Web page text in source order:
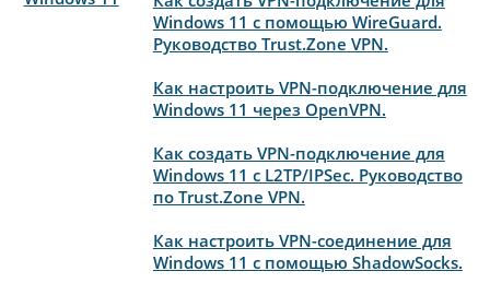
Windows 11 с помощью WireGuard.
Руководство Trust.Zone VPN.
Как настроить VPN-подключение для
Windows 11 через OpenVPN.
Как создать VPN-подключение для
Windows 11 с L2TP/IPSec. Руководство
по Trust.Zone VPN.
Как настроить VPN-соединение для
Windows 11 с помощью ShadowSocks.